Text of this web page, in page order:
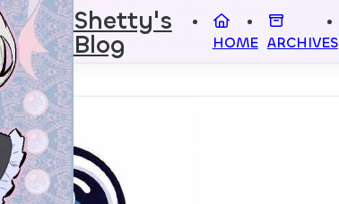
Shetty's
Blog HOME ARCHIVES